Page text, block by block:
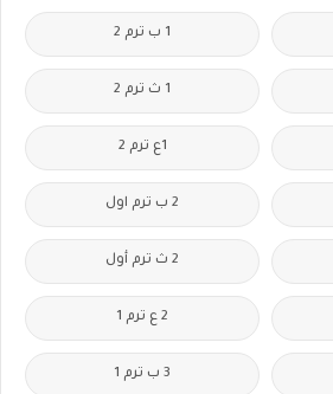
1 ب ترم 2
1 ث ترم 2
1ع ترم 2
2 ب ترم اول
2 ث ترم أول
2 ع ترم 1
3 ب ترم 1